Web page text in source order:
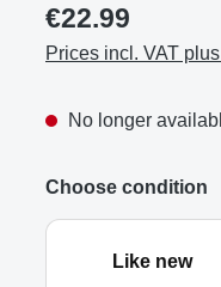
€22.99
Prices incl. VAT
No longer
Choose condition
Like new